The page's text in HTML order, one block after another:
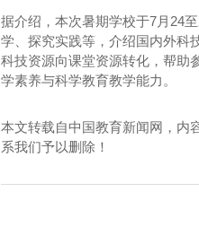
据介绍，本次暑期学校于7月24
学、探究实践等，介绍国内外科
科技资源向课堂资源转化，帮助
学素养与科学教育教学能力。
本文转载自中国教育新闻网，内
系我们予以删除！